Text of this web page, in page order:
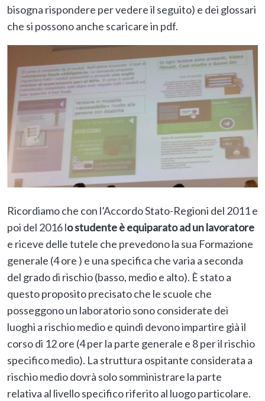
bisogna rispondere per vedere il seguito) e dei glossari
che si possono anche scaricare in pdf.
Ricordiamo che con l’Accordo Stato-Regioni del 2011 e
poi del 2016 lo studente è equiparato ad un lavoratore
e riceve delle tutele che prevedono la sua Formazione
generale (4 ore ) e una specifica che varia a seconda
del grado di rischio (basso, medio e alto). È stato a
questo proposito precisato che le scuole che
posseggono un laboratorio sono considerate dei
luoghi a rischio medio e quindi devono impartire già il
corso di 12 ore (4 per la parte generale e 8 per il rischio
specifico medio). La struttura ospitante considerata a
rischio medio dovrà solo somministrare la parte
relativa al livello specifico riferito al luogo particolare.